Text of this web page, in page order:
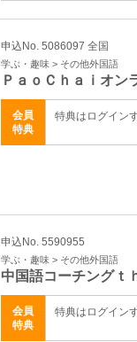
申込No. 5086097 全国
学ぶ・趣味 > その他外国語
ＰａｏＣｈａｉオン
会員
特典
特典はログイン
申込No. 5590955
学ぶ・趣味 > その他外国語
中国語コーチングｔ
会員
特典
特典はログイン